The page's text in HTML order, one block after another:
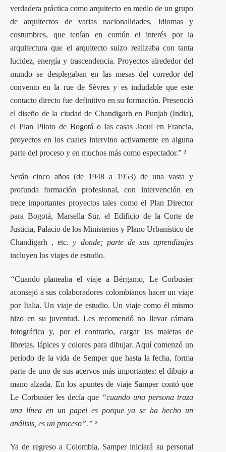
verdadera práctica como arquitecto en medio de un grupo
de arquitectos de varias nacionalidades, idiomas y
costumbres, que tenían en común el interés por la
arquitectura que el arquitecto suizo realizaba con tanta
lucidez, energía y trascendencia. Proyectos alrededor del
mundo se desplegaban en las mesas del corredor del
convento en la rue de Sèvres y es indudable que este
contacto directo fue definitivo en su formación. Presenció
el diseño de la ciudad de Chandigarh en Punjab (India),
el Plan Piloto de Bogotá o las casas Jaoul en Francia,
proyectos en los cuales intervino activamente en alguna
parte del proceso y en muchos más como espectador.” ¹
Serán cinco años (de 1948 a 1953) de una vasta y
profunda formación profesional, con intervención en
trece importantes proyectos tales como el Plan Director
para Bogotá, Marsella Sur, el Edificio de la Corte de
Justicia, Palacio de los Ministerios y Plano Urbanístico de
Chandigarh , etc. y donde; parte de sus aprendizajes
incluyen los viajes de estudio.
“Cuando planeaba el viaje a Bérgamo, Le Corbusier
aconsejó a sus colaboradores colombianos hacer un viaje
por Italia. Un viaje de estudio. Un viaje como él mismo
hizo en su juventud. Les recomendó no llevar cámara
fotográfica y, por el contrario, cargar las maletas de
libretas, lápices y colores para dibujar. Aquí comenzó un
período de la vida de Semper que hasta la fecha, forma
parte de uno de sus acervos más importantes: el dibujo a
mano alzada. En los apuntes de viaje Samper contó que
Le Corbusier les decía que “cuando una persona traza
una línea en un papel es porque ya se ha hecho un
análisis, es un proceso”.” ²
Ya de regreso a Colombia, Samper iniciará su personal